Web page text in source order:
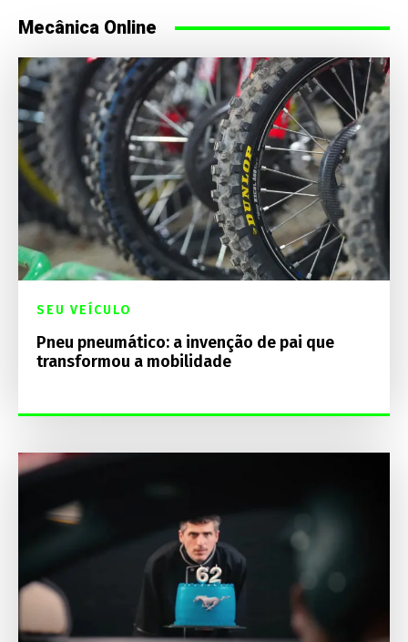
Mecânica Online
SEU VEÍCULO
Pneu pneumático: a invenção de pai que
transformou a mobilidade